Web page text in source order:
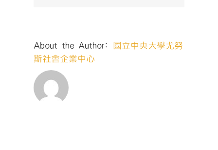
About the Author:
國立中央大學尤努
斯社會企業中心